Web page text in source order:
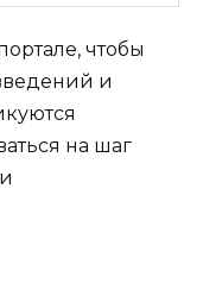
чтобы
и
на шаг